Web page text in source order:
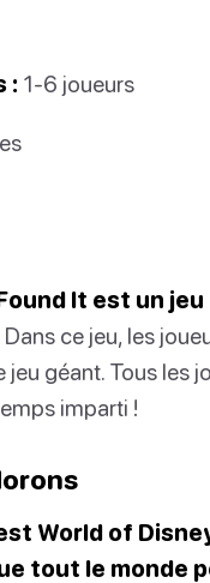
: 1-6 joueurs
It est un
Dans ce jeu, les
jeu géant. Tous les
imparti !
World of
tout le monde